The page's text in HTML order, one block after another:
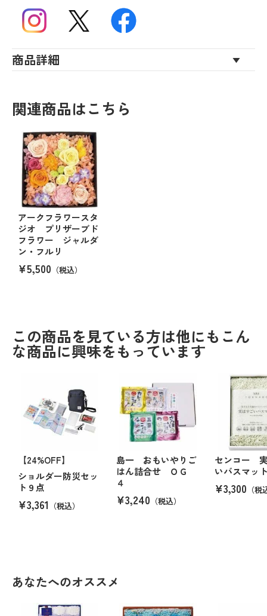
商品詳細
関連商品はこちら
アークフラワースタ
ジオ プリザーブド
フラワー ジャルダ
ン・フルリ
¥5,500 （税込）
この商品を見ている方は他にもこん
な商品に興味をもっています
【24%OFF】
ショルダー防災セッ
ト９点
¥3,361 （税込）
島一 おもいやりご
はん詰合せ ＯＧ
４
¥3,240 （税込）
センコー
いバスマッ
¥3,300 （税
あなたへのオススメ